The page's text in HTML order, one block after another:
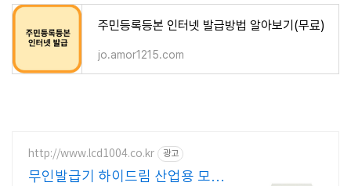
주민등록등본 인터넷 발급방법 알아보기(무료)
jo.amor1215.com
http://www.lcd1004.co.kr 광고
무인발급기 하이드림 산업용 모니